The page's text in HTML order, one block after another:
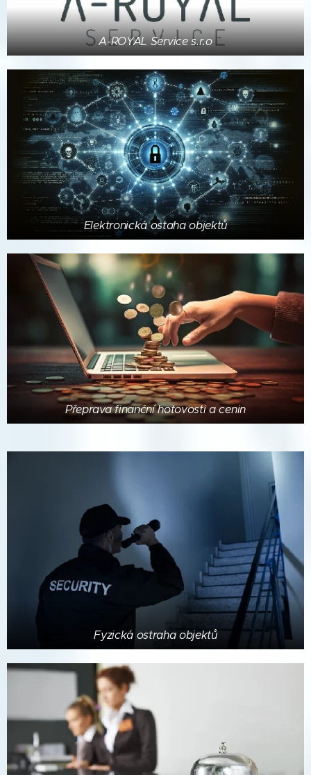
A-ROYAL Service s.r.o
Elektronická ostaha objektů
Přeprava finanční hotovosti a cenin
Fyzická ostraha objektů